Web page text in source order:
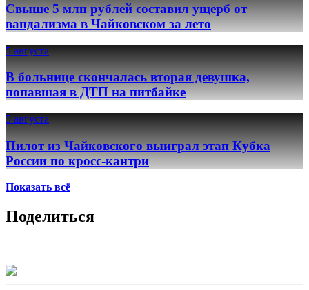
Свыше 5 млн рублей составил ущерб от
вандализма в Чайковском за лето
5 августа
В больнице скончалась вторая девушка,
попавшая в ДТП на питбайке
5 августа
Пилот из Чайковского выиграл этап Кубка
России по кросс-кантри
Показать всё
Поделиться